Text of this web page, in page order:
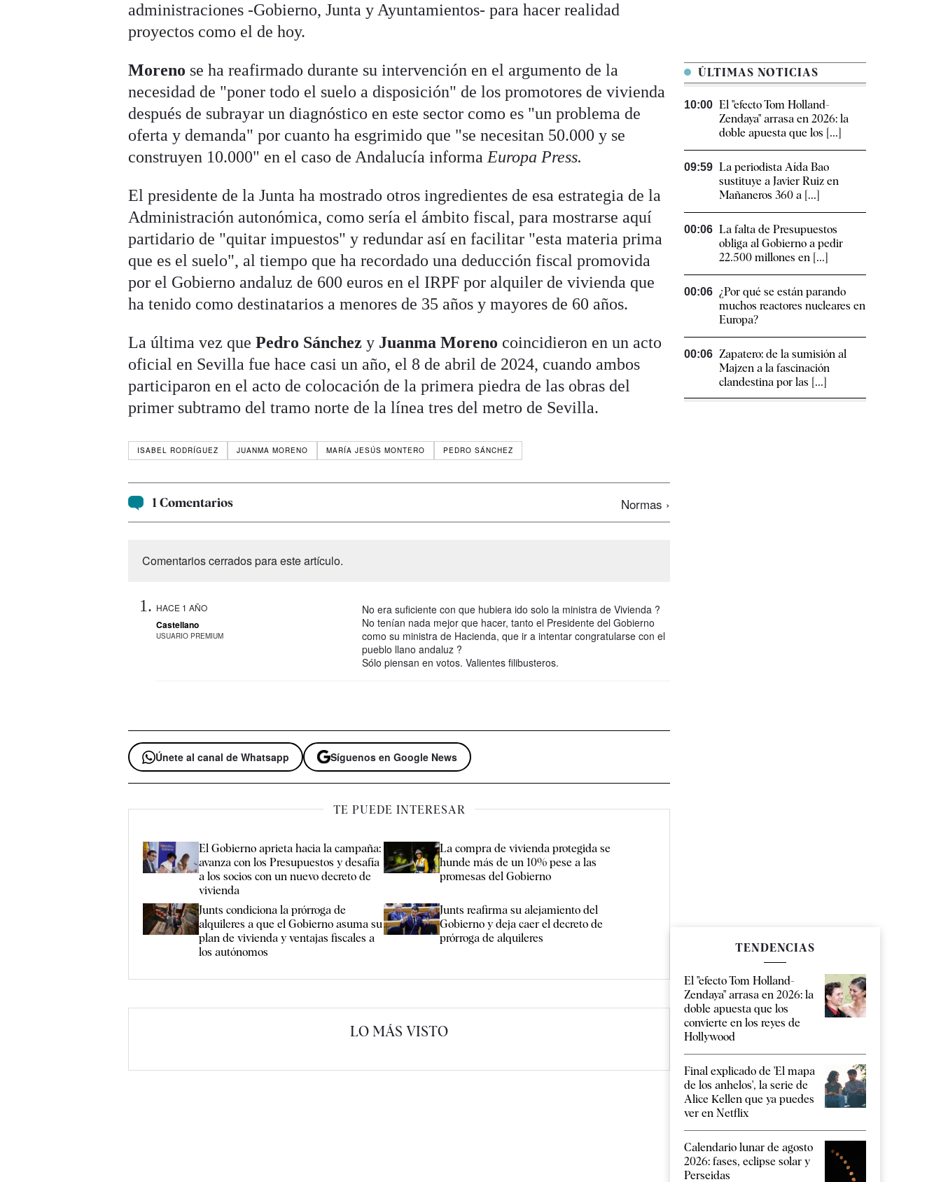
administraciones -Gobierno, Junta y Ayuntamientos- para hacer realidad
proyectos como el de hoy.
Moreno se ha reafirmado durante su intervención en el argumento de la
necesidad de "poner todo el suelo a disposición" de los promotores de vivienda
después de subrayar un diagnóstico en este sector como es "un problema de
oferta y demanda" por cuanto ha esgrimido que "se necesitan 50.000 y se
construyen 10.000" en el caso de Andalucía informa Europa Press.
El presidente de la Junta ha mostrado otros ingredientes de esa estrategia de la
Administración autonómica, como sería el ámbito fiscal, para mostrarse aquí
partidario de "quitar impuestos" y redundar así en facilitar "esta materia prima
que es el suelo", al tiempo que ha recordado una deducción fiscal promovida
por el Gobierno andaluz de 600 euros en el IRPF por alquiler de vivienda que
ha tenido como destinatarios a menores de 35 años y mayores de 60 años.
La última vez quePedro Sánchez y Juanma Moreno coincidieron en un acto
oficial en Sevilla fue hace casi un año, el 8 de abril de 2024, cuando ambos
participaron en el acto de colocación de la primera piedra de las obras del
primer subtramo del tramo norte de la línea tres del metro de Sevilla.
ISABEL RODRÍGUEZ JUANMA MORENO MARÍA JESÚS MONTERO PEDRO SÁNCHEZ
1 Comentarios Normas ›
Comentarios cerrados para este artículo.
HACE 1 AÑO
Castellano
USUARIO PREMIUM
No era suficiente con que hubiera ido solo la ministra de Vivienda ?
No tenían nada mejor que hacer, tanto el Presidente del Gobierno
como su ministra de Hacienda, que ir a intentar congratularse con el
pueblo llano andaluz ?
Sólo piensan en votos. Valientes filibusteros.
Únete al canal de Whatsapp Síguenos en Google News
TE PUEDE INTERESAR
El Gobierno aprieta hacia la campaña:
avanza con los Presupuestos y desafía
a los socios con un nuevo decreto de
vivienda
La compra de vivienda protegida se
hunde más de un 10% pese a las
promesas del Gobierno
Junts condiciona la prórroga de
alquileres a que el Gobierno asuma su
plan de vivienda y ventajas fiscales a
los autónomos
Junts reafirma su alejamiento del
Gobierno y deja caer el decreto de
prórroga de alquileres
LO MÁS VISTO
ÚLTIMAS NOTICIAS
10:00 El "efecto Tom Holland-
Zendaya" arrasa en 2026: la
doble apuesta que los [...]
09:59 La periodista Aída Bao
sustituye a Javier Ruiz en
Mañaneros 360 a [...]
00:06 La falta de Presupuestos
obliga al Gobierno a pedir
22.500 millones en [...]
00:06 ¿Por qué se están parando
muchos reactores nucleares en
Europa?
00:06 Zapatero: de la sumisión al
Majzen a la fascinación
clandestina por las [...]
TENDENCIAS
El "efecto Tom Holland-
Zendaya" arrasa en 2026: la
doble apuesta que los
convierte en los reyes de
Hollywood
Final explicado de 'El mapa
de los anhelos', la serie de
Alice Kellen que ya puedes
ver en Netflix
Calendario lunar de agosto
2026: fases, eclipse solar y
Perseidas